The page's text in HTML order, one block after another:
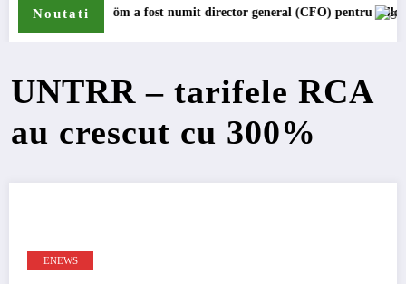
Noutati
a fost numit director general (CFO) pentru cellcentricIVECO
UNTRR – tarifele RCA
au crescut cu 300%
ENEWS